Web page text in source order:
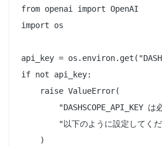
from openai import OpenAI
import os
api_key =
if not api_key:
    raise ValueError(
"DASHSCOPE_API_KEY は
"以下のように設定して
    )